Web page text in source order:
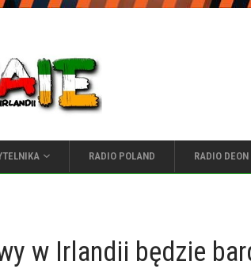
RADIO POLAND RADIO DEON
w Irlandii będzie